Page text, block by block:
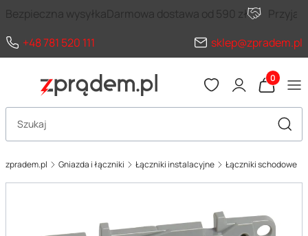
Bezpieczna wysyłkaDarmowa dostawa od 590 zł
+48 781 520 111
sklep@zpradem.pl
Produkty
Otwórz wyszukiwarkę
zpradem.pl Gniazda i łączniki Łączniki instalacyjne Łączniki schodowe